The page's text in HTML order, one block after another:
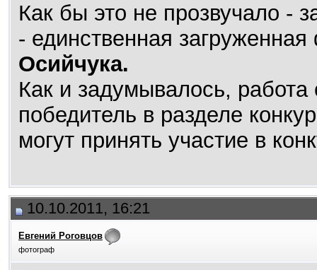
Как бы это не прозвучало -
- единственная
Осийчука.
Как и задумывалось, работа
победитель в разделе
могут принять участие в
10.10.2011, 16:21
Евгений Роговцов
фотограф